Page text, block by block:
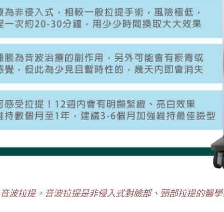
波拉提。音波拉提是非侵入式對臉部、頸部拉提的醫